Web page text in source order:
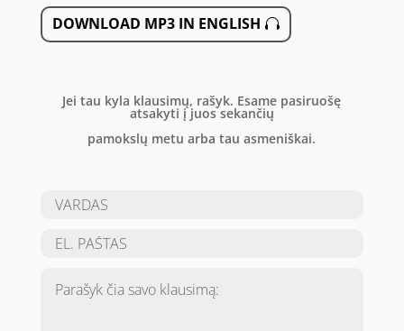
DOWNLOAD MP3 IN ENGLISH
Jei tau kyla klausimų, rašyk. Esame pasiruošę
atsakyti į juos sekančių
pamokslų metu arba tau asmeniškai.